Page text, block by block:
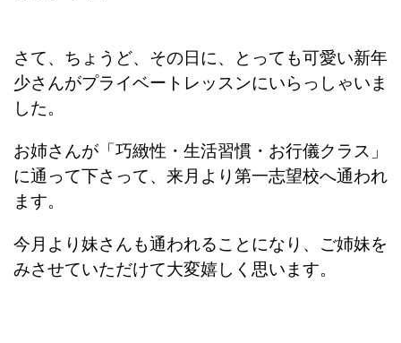
さて、 ちょうど、その日に、とっても可愛い新年
少さんがプライベートレッスンにいらっしゃいま
した。
お姉さんが「巧緻性・生活習慣・お行儀クラス」
に通って下さって、来月より第一志望校へ通われ
ます。
今月より妹さんも通われることになり、ご姉妹を
みさせていただけて大変嬉しく思います。